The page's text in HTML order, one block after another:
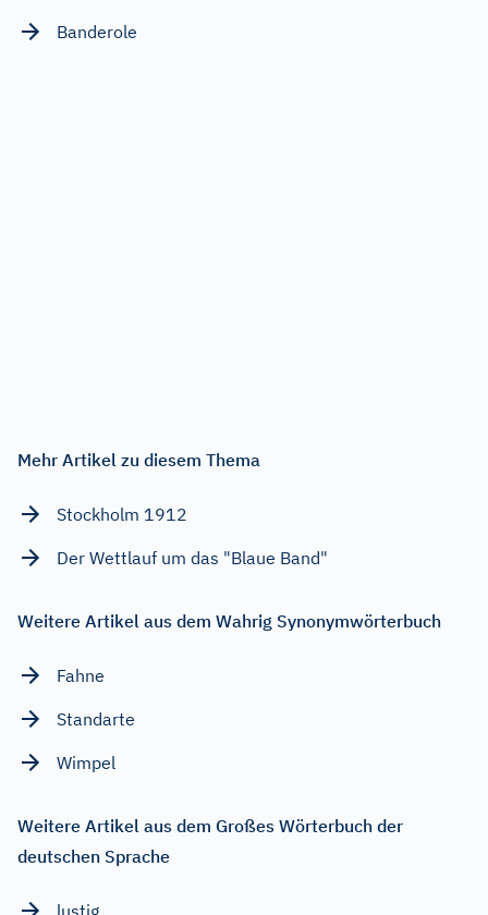
Banderole
Mehr Artikel zu diesem Thema
Stockholm 1912
Der Wettlauf um das "Blaue Band"
Weitere Artikel aus dem Wahrig Synonymwörterbuch
Fahne
Standarte
Wimpel
Weitere Artikel aus dem Großes Wörterbuch der
deutschen Sprache
lustig